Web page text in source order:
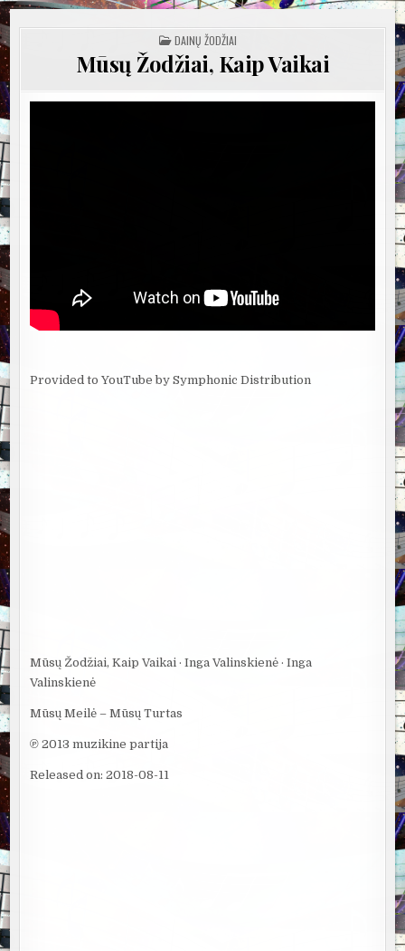
POSTED
IN
DAINŲ ŽODŽIAI
Mūsų Žodžiai, Kaip Vaikai
Provided to YouTube by Symphonic Distribution
Mūsų Žodžiai, Kaip Vaikai · Inga Valinskienė · Inga
Valinskienė
Mūsų Meilė – Mūsų Turtas
℗ 2013 muzikine partija
Released on: 2018-08-11